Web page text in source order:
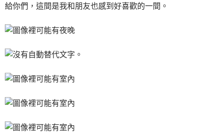
給你們，這間是我和朋友也感到好喜歡的一間。